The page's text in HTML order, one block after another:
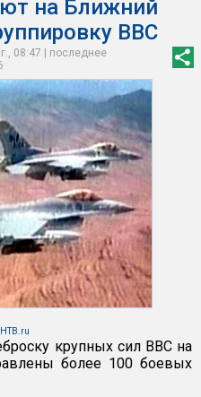
на Ближний
ВВС
08:47 | последнее
крупных сил ВВС на
более 100 боевых